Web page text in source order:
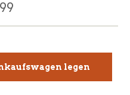
legen